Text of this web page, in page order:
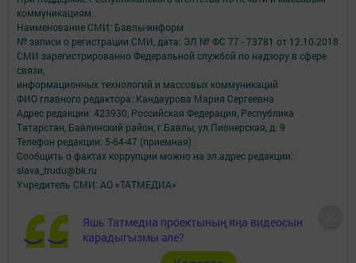
Яшь Татмедиа проектының яңа видеосын
карадыгызмы әле?
коммуникациям.
Наименование СМИ: Бавлы-информ
№ записи о регистрации СМИ, дата: ЭЛ № ФС 77 - 73781 от 12.10.2018
СМИ зарегистрированно Федеральной службой по надзору в сфере
связи,
информационных технологий и массовых коммуникаций
ФИО главного редактора: Кандаурова Мария Сергеевна
Адрес редакции: 423930, Российская Федерация, Республика
Татарстан, Бавлинский район, г.Бавлы, ул.Пионерская, д. 9
Телефон редакции: 5-64-47 (приемная)
Сообщить о фактах коррупции можно на эл.адрес редакции:
slava_trudu@bk.ru
Учредитель СМИ: АО «ТАТМЕДИА»
Антикоррупционная политика
АО «ТАТМЕДИА» использует «cookie»для персонализации сервисов и
удобства пользователей сайтом.
Использование «cookie» можно отменить в настройках браузера.